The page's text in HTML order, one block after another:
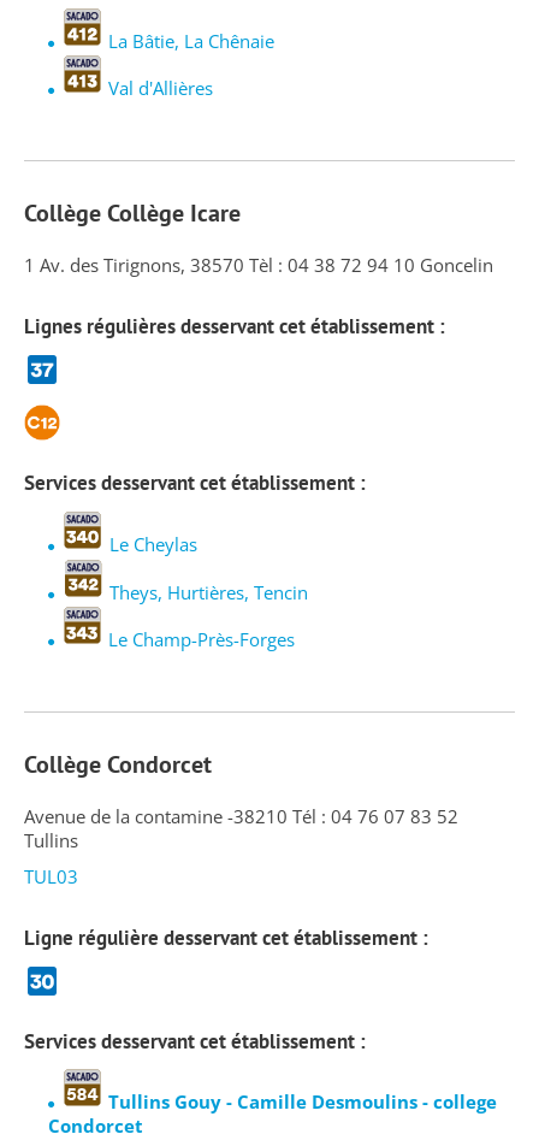
La Bâtie, La Chênaie
Val d'Allières
Collège Collège Icare
1 Av. des Tirignons, 38570 Tèl : 04 38 72 94 10 Goncelin
Lignes régulières desservant cet établissement :
Services desservant cet établissement :
Le Cheylas
Theys, Hurtières, Tencin
Le Champ-Près-Forges
Collège Condorcet
Avenue de la contamine -38210 Tél : 04 76 07 83 52
Tullins
TUL03
Ligne régulière desservant cet établissement :
Services desservant cet établissement :
Tullins Gouy - Camille Desmoulins - college
Condorcet